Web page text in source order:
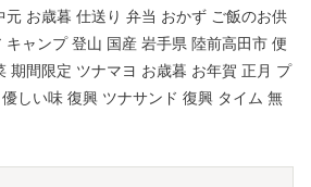
元 お歳暮 仕送り 弁当 おかず ご飯のお供
ャンプ 登山 国産 岩手県 陸前高田市 便
期間限定 ツナマヨ お歳暮 お年賀 正月 プ
しい味 復興 ツナサンド 復興 タイム 無